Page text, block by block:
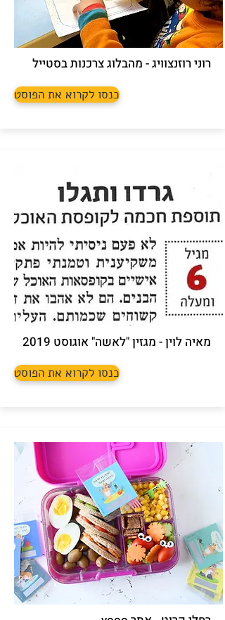
רוני רוזנצוויג - מהבלוג צרכנות בסטייל
כנסו לקרוא את הפוסט
מאיה לוין - מגזין "לאשה" אוגוסט 2019
כנסו לקרוא את הפוסט